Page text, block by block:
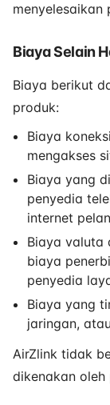
menyelesaikan
Biaya Selain
Biaya berikut
produk:
Biaya
mengakses
Biaya yang
penyedia
internet
Biaya valuta
biaya
penyedia
Biaya yang
jaringan,
AirZlink tidak
dikenakan